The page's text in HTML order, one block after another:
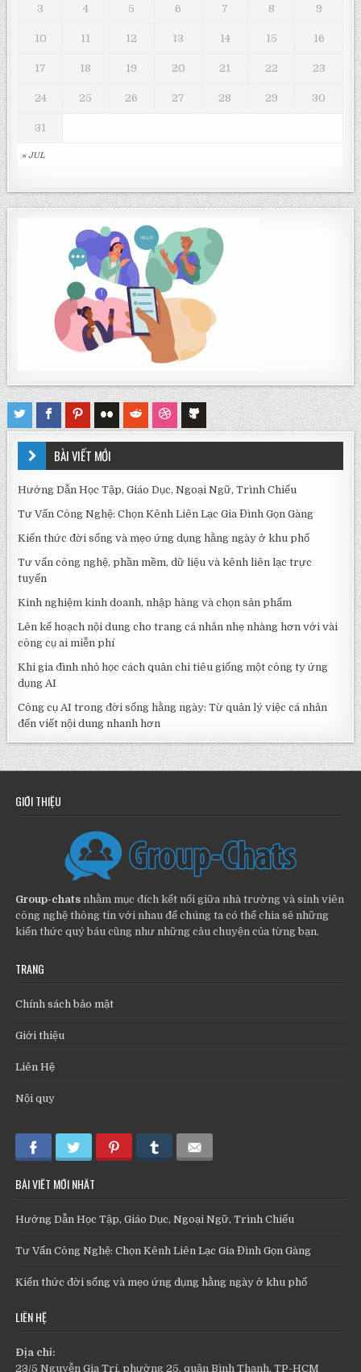
« JUL
3 4 5 6 7 8 9
10 11 12 13 14 15 16
17 18 19 20 21 22 23
24 25 26 27 28 29 30
31
BÀI VIẾT MỚI
Hướng Dẫn Học Tập, Giáo Dục, Ngoại Ngữ, Trình Chiếu
Tư Vấn Công Nghệ: Chọn Kênh Liên Lạc Gia Đình Gọn Gàng
Kiến thức đời sống và mẹo ứng dụng hằng ngày ở khu phố
Tư vấn công nghệ, phần mềm, dữ liệu và kênh liên lạc trực
tuyến
Kinh nghiệm kinh doanh, nhập hàng và chọn sản phẩm
Lên kế hoạch nội dung cho trang cá nhân nhẹ nhàng hơn với vài
công cụ ai miễn phí
Khi gia đình nhỏ học cách quản chi tiêu giống một công ty ứng
dụng AI
Công cụ AI trong đời sống hằng ngày: Từ quản lý việc cá nhân
đến viết nội dung nhanh hơn
GIỚI THIỆU
Group-chats nhằm mục đích kết nối giữa nhà trường và sinh viên
công nghệ thông tin với nhau để chúng ta có thể chia sẻ những
kiến thức quý báu cũng như những câu chuyện của từng bạn.
TRANG
Chính sách bảo mật
Giới thiệu
Liên Hệ
Nội quy
BÀI VIẾT MỚI NHẤT
Hướng Dẫn Học Tập, Giáo Dục, Ngoại Ngữ, Trình Chiếu
Tư Vấn Công Nghệ: Chọn Kênh Liên Lạc Gia Đình Gọn Gàng
Kiến thức đời sống và mẹo ứng dụng hằng ngày ở khu phố
LIÊN HỆ
Địa chỉ:
23/5 Nguyễn Gia Trí, phường 25, quận Bình Thạnh, TP-HCM